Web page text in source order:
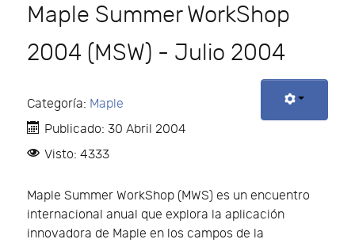
Maple Summer WorkShop
2004 (MSW) - Julio 2004
Categoría: Maple
Publicado: 30 Abril 2004
Visto: 4333
Maple Summer WorkShop (MWS) es un encuentro
internacional anual que explora la aplicación
innovadora de Maple en los campos de la